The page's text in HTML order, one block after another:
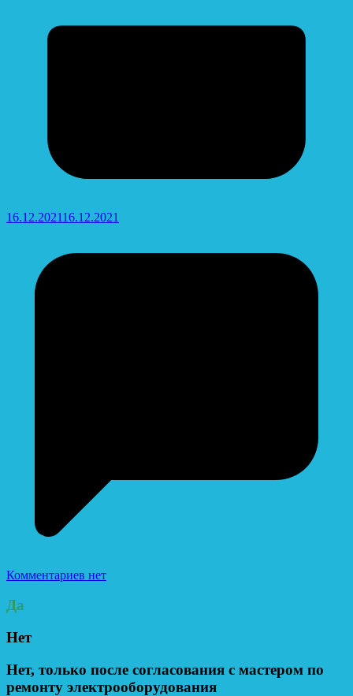
16.12.202116.12.2021
Комментариев нет
Да
Нет
Нет, только после согласования с мастером по
ремонту электрооборудования